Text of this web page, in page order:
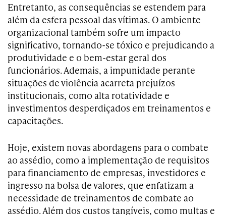
Entretanto, as consequências se estendem para
além da esfera pessoal das vítimas. O ambiente
organizacional também sofre um impacto
significativo, tornando-se tóxico e prejudicando a
produtividade e o bem-estar geral dos
funcionários. Ademais, a impunidade perante
situações de violência acarreta prejuízos
institucionais, como alta rotatividade e
investimentos desperdiçados em treinamentos e
capacitações.
Hoje, existem novas abordagens para o combate
ao assédio, como a implementação de requisitos
para financiamento de empresas, investidores e
ingresso na bolsa de valores, que enfatizam a
necessidade de treinamentos de combate ao
assédio. Além dos custos tangíveis, como multas e